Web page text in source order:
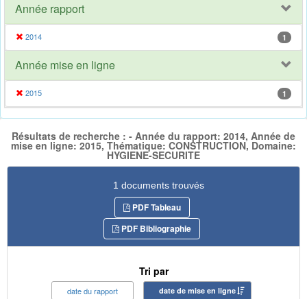
Année rapport
2014 1
Année mise en ligne
2015 1
Résultats de recherche : - Année du rapport: 2014, Année de
mise en ligne: 2015, Thématique: CONSTRUCTION, Domaine:
HYGIENE-SECURITE
1 documents trouvés
PDF Tableau
PDF Bibliographie
Tri par
date du rapport date de mise en ligne